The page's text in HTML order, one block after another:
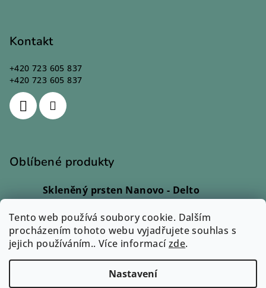
Tento web používá soubory cookie. Dalším
procházením tohoto webu vyjadřujete souhlas s
jejich používáním.. Více informacízde.
Nastavení
Kontakt
+420 723 605 837
+420 723 605 837
Oblíbené produkty
Skleněný prsten Nanovo - Delto
Skleněný prsten - Lio
Hodnocení produktu je 5 z 5 hvězdiček.
| Monika Svobodová
Přívěsek Sázavín - Cara
Hodnocení produktu je 3 z 5 hvězdiček.
Eva Petrová